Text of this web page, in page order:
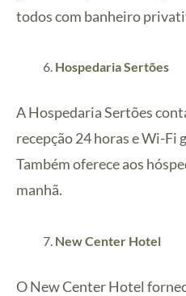
todos com banheiro
Hospedaria Sertões
A Hospedaria Sertões
recepção 24 horas e Wi-Fi
Também oferece aos
manhã.
New Center Hotel
O New Center Hotel